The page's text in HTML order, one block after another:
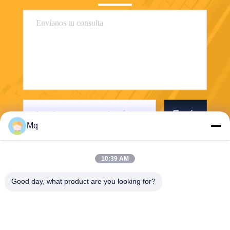
Envíe
Mq
10:39 AM
Good day, what product are you looking for?